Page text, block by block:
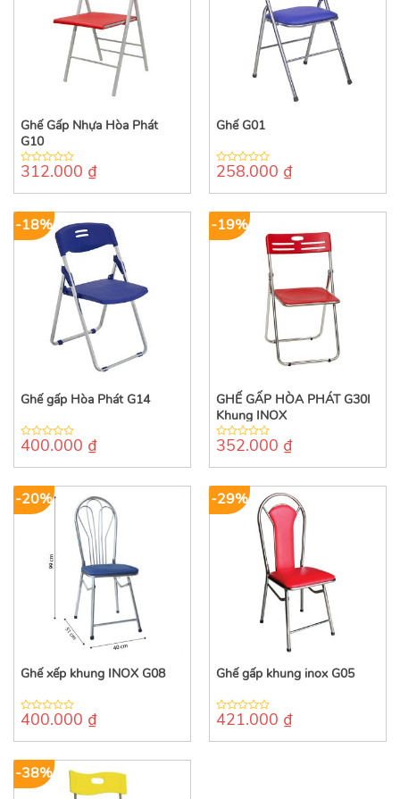
Ghế Gấp Nhựa Hòa Phát
G10
0
of
312.000 ₫
Ghế G01
0
of
258.000 ₫
-18%
Ghế gấp Hòa Phát G14
0
of
400.000 ₫
-19%
GHẾ GẤP HÒA PHÁT G30I
Khung INOX
0
of
352.000 ₫
-20%
Ghế xếp khung INOX G08
0
of
400.000 ₫
-29%
Ghế gấp khung inox G05
0
of
421.000 ₫
-38%